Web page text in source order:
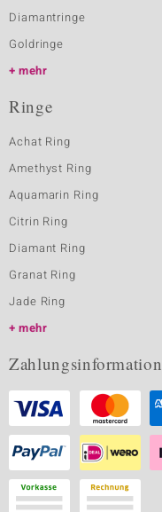
Diamantringe
Goldringe
mehr
Ringe
Achat Ring
Amethyst Ring
Aquamarin Ring
Citrin Ring
Diamant Ring
Granat Ring
Jade Ring
mehr
Zahlungsinformation